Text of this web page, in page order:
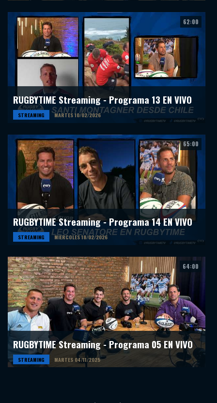
62:00
RUGBYTIME Streaming - Programa 13 EN VIVO
STREAMING MARTES 10/02/2026
65:00
RUGBYTIME Streaming - Programa 14 EN VIVO
STREAMING MIERCOLES 18/02/2026
64:00
RUGBYTIME Streaming - Programa 05 EN VIVO
STREAMING MARTES 04/11/2025